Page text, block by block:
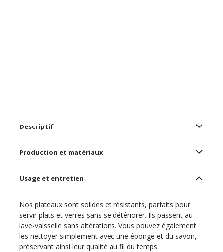
Descriptif
Production et matériaux
Usage et entretien
Nos plateaux sont solides et résistants, parfaits pour
servir plats et verres sans se détériorer. Ils passent au
lave-vaisselle sans altérations. Vous pouvez également
les nettoyer simplement avec une éponge et du savon,
préservant ainsi leur qualité au fil du temps.